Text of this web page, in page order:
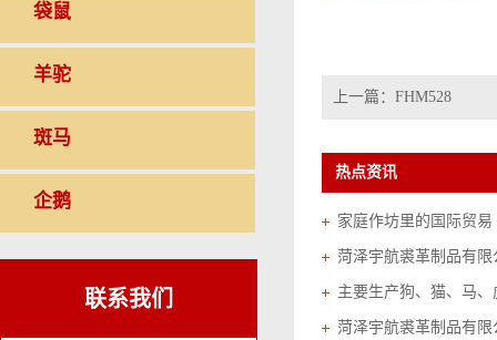
袋鼠
羊驼
斑马
企鹅
联系我们
上一篇： FHM528
热点资讯
家庭作坊里的国际贸易
菏泽宇航裘革制品有
菏泽宇航裘革制品有限